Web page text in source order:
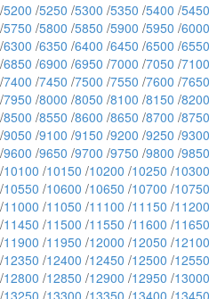
/5200 /5250 /5300 /5350 /5400 /5450
/5750 /5800 /5850 /5900 /5950 /6000
/6300 /6350 /6400 /6450 /6500 /6550
/6850 /6900 /6950 /7000 /7050 /7100
/7400 /7450 /7500 /7550 /7600 /7650
/7950 /8000 /8050 /8100 /8150 /8200
/8500 /8550 /8600 /8650 /8700 /8750
/9050 /9100 /9150 /9200 /9250 /9300
/9600 /9650 /9700 /9750 /9800 /9850
/10100 /10150 /10200 /10250 /10300
/10550 /10600 /10650 /10700 /10750
/11000 /11050 /11100 /11150 /11200
/11450 /11500 /11550 /11600 /11650
/11900 /11950 /12000 /12050 /12100
/12350 /12400 /12450 /12500 /12550
/12800 /12850 /12900 /12950 /13000
/13250 /13300 /13350 /13400 /13450